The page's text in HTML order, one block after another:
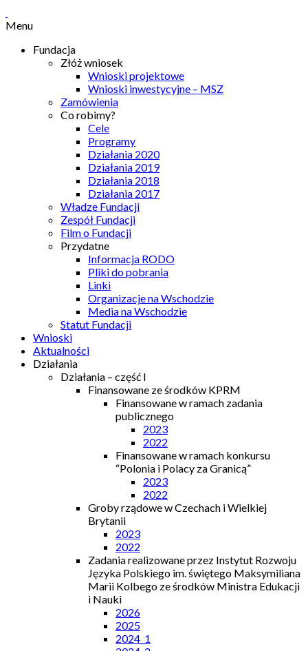
Menu
Fundacja
Złóż wniosek
Wnioski projektowe
Wnioski inwestycyjne – MSZ
Zamówienia
Co robimy?
Cele
Programy
Działania 2020
Działania 2019
Działania 2018
Działania 2017
Władze Fundacji
Zespół Fundacji
Film o Fundacji
Przydatne
Informacja RODO
Pliki do pobrania
Linki
Organizacje na Wschodzie
Media na Wschodzie
Statut Fundacji
Wnioski
Aktualności
Działania
Działania – część I
Finansowane ze środków KPRM
Finansowane w ramach zadania
publicznego
2023
2022
Finansowane w ramach konkursu
“Polonia i Polacy za Granicą”
2023
2022
Groby rządowe w Czechach i Wielkiej
Brytanii
2023
2022
Zadania realizowane przez Instytut Rozwoju
Języka Polskiego im. świętego Maksymiliana
Marii Kolbego ze środków Ministra Edukacji
i Nauki
2026
2025
2024_1